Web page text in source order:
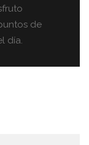
de
día.